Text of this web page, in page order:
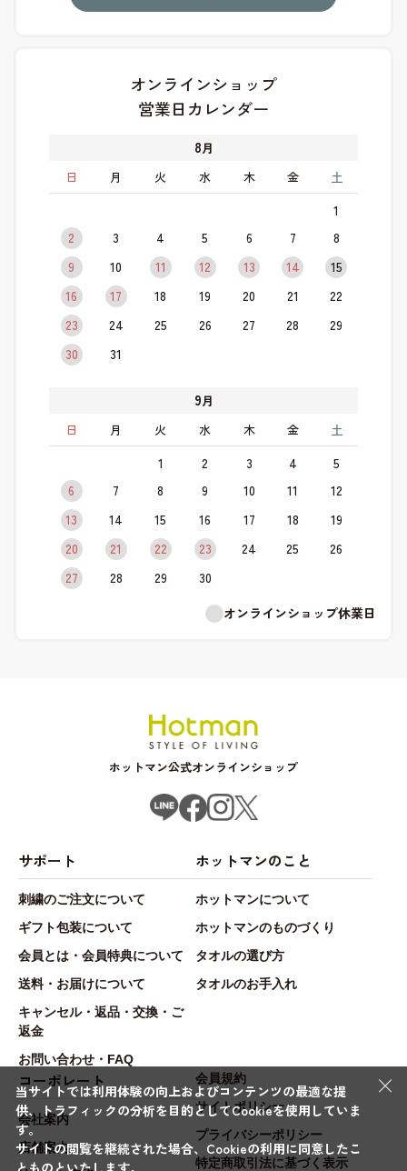
オンラインショップ
営業日カレンダー
8月
日
月 火 水 木 金 土
1
2
3 4 5 6 7
8
9
10 11 12 13 14
15
16
17 18 19 20 21
22
23
24 25 26 27 28
29
30
31
9月
日
月 火 水 木 金 土
1 2 3 4
5
6
7 8 9 10 11
12
13
14 15 16 17 18
19
20
21 22 23 24 25
26
27
28 29
30
オンラインショップ休業日
ホットマン公式オンラインショップ
サポート
刺繍のご注文について
ギフト包装について
会員とは・会員特典について
送料・お届けについて
キャンセル・返品・交換・ご
返金
お問い合わせ・FAQ
ホットマンのこと
ホットマンについて
ホットマンのものづくり
タオルの選び方
タオルのお手入れ
コーポレート
会社案内
店舗案内
会員規約
サイトポリシー
プライバシーポリシー
特定商取引法に基づく表示
×
当サイトでは利用体験の向上およびコンテンツの最適な提
供、トラフィックの分析を目的としてCookieを使用していま
す。
サイトの閲覧を継続された場合、Cookieの利用に同意したこ